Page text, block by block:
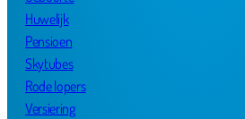
Huwelijk
Pensioen
Skytubes
Rode lopers
Versiering